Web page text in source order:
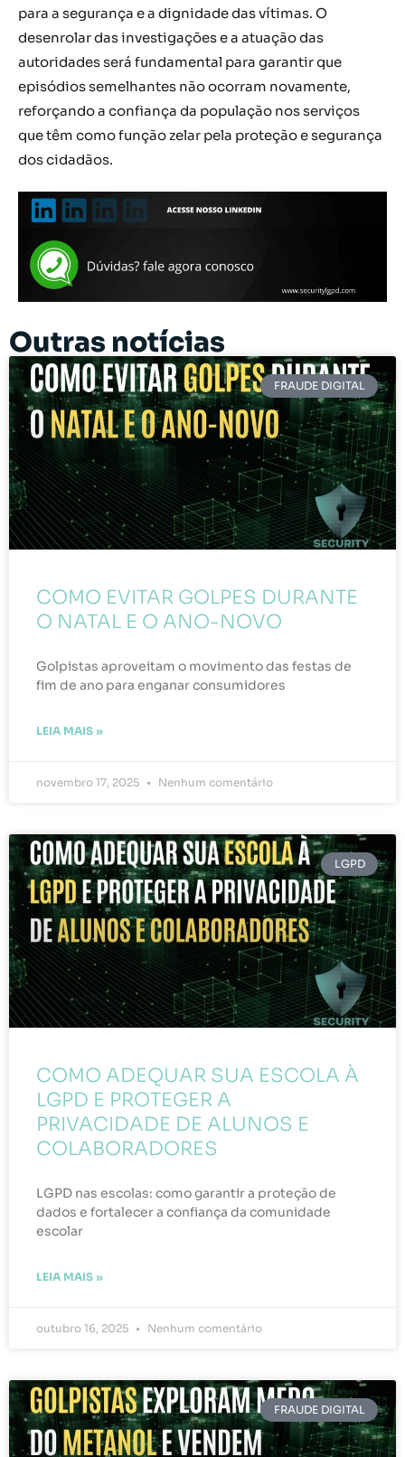
para a segurança e a dignidade das vítimas. O
desenrolar das investigações e a atuação das
autoridades será fundamental para garantir que
episódios semelhantes não ocorram novamente,
reforçando a confiança da população nos serviços
que têm como função zelar pela proteção e segurança
dos cidadãos.
Outras notícias
FRAUDE DIGITAL
COMO EVITAR GOLPES DURANTE
O NATAL E O ANO-NOVO
Golpistas aproveitam o movimento das festas de
fim de ano para enganar consumidores
LEIA MAIS »
novembro 17, 2025 Nenhum comentário
LGPD
COMO ADEQUAR SUA ESCOLA À
LGPD E PROTEGER A
PRIVACIDADE DE ALUNOS E
COLABORADORES
LGPD nas escolas: como garantir a proteção de
dados e fortalecer a confiança da comunidade
escolar
LEIA MAIS »
outubro 16, 2025 Nenhum comentário
FRAUDE DIGITAL